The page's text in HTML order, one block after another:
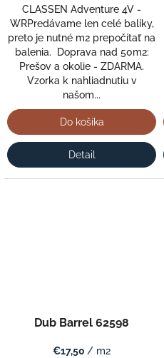
CLASSEN Adventure 4V -
WRPredávame len celé balíky,
preto je nutné m2 prepočítať na
balenia. Doprava nad 50m2:
Prešov a okolie - ZDARMA.
Vzorka k nahliadnutiu v
našom...
Do košíka
Detail
Dub Barrel 62598
€17,50 / m2